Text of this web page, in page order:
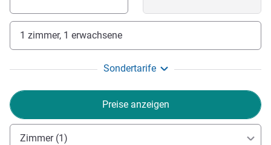
1 zimmer, 1 erwachsene
Sondertarife
Preise anzeigen
Zimmer (1)